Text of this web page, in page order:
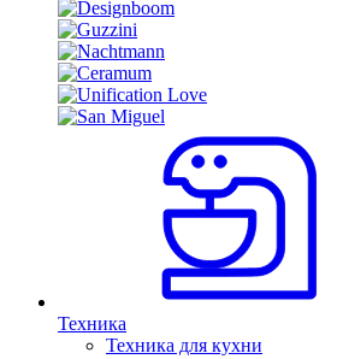
Техника
Техника для кухни